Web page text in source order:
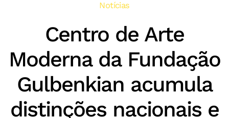
Notícias
Centro de Arte
Moderna da Fundação
Gulbenkian acumula
distinções nacionais e